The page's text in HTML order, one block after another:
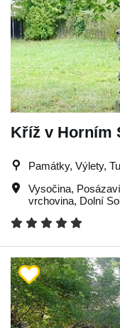
Kříž v Horním
Památky, Výlety,
Vysočina, Posázaví
vrchovina, Dolní